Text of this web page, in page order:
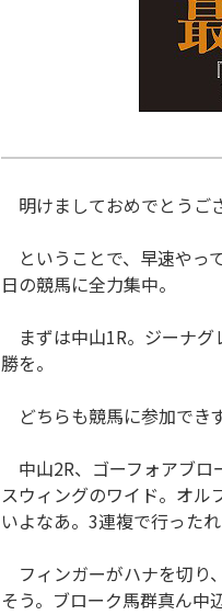
明けましておめでとうご
ということで、早速やっ
日の競馬に全力集中。
まずは中山1R。ジーナグ
勝を。
どちらも競馬に参加でき
中山2R、ゴーフォアブロ
スウィングのワイド。オ
いよなあ。3連複で行った
フィンガーがハナを切り
そう。ブローク馬群真ん中